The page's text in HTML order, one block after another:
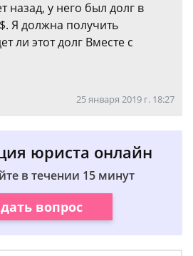
назад, у него был долг в
Я должна получить
ли этот долг Вместе с
25 января 2019 г. 18:27
юриста онлайн
в течении 15 минут
вопрос